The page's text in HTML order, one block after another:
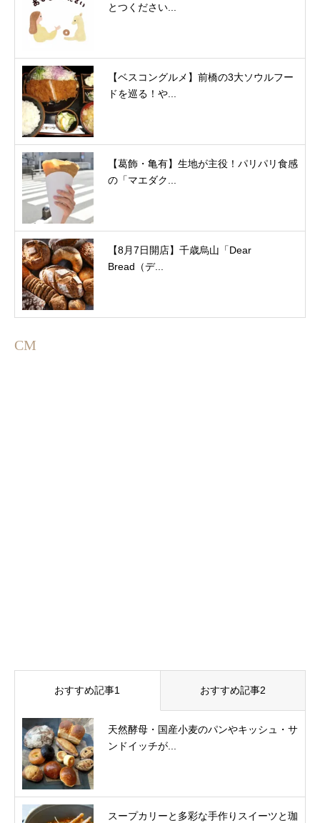
とつください...
【ベスコングルメ】前橋の3大ソウルフー
ドを巡る！や...
【葛飾・亀有】生地が主役！パリパリ食感
の「マエダク...
【8月7日開店】千歳烏山「Dear
Bread（デ...
CM
おすすめ記事1 おすすめ記事2
天然酵母・国産小麦のパンやキッシュ・サ
ンドイッチが...
スープカリーと多彩な手作りスイーツと珈